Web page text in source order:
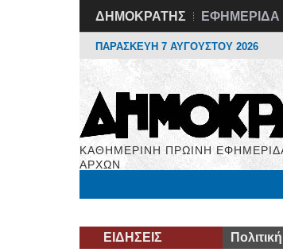
ΔΗΜΟΚΡΑΤΗΣ ΕΦΗΜΕΡΙΔΑ
ΠΑΡΑΣΚΕΥΗ 7 ΑΥΓΟΥΣΤΟΥ 2026
ΚΑΘΗΜΕΡΙΝΗ ΠΡΩΙΝΗ
ΑΡΧΩΝ
ΕΙΔΗΣΕΙΣ Πολιτική